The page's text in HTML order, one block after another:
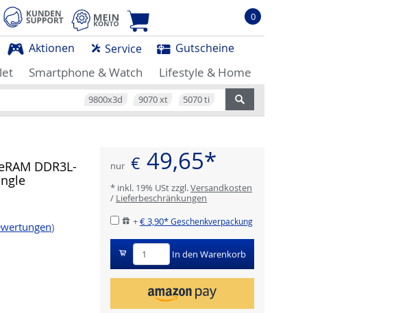
0
Aktionen Service Gutscheine
Smartphone & Watch Lifestyle & Home
9800x3d 9070 xt 5070 ti
DDR3L-
)
nur € 49,65*
* inkl. 19% USt zzgl.Versandkosten
/ Lieferbeschränkungen
+€ 3,90* Geschenkverpackung
In den Warenkorb